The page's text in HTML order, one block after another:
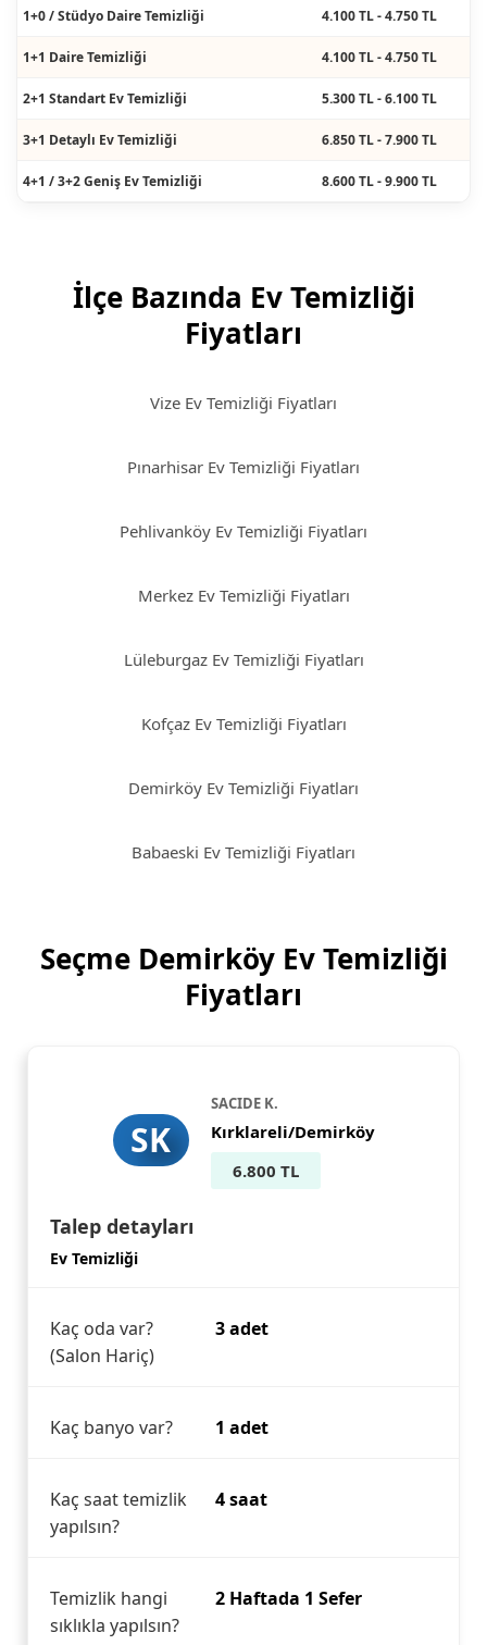
1+0 / Stüdyo Daire Temizliği 4.100 TL - 4.750 TL
1+1 Daire Temizliği 4.100 TL - 4.750 TL
2+1 Standart Ev Temizliği 5.300 TL - 6.100 TL
3+1 Detaylı Ev Temizliği 6.850 TL - 7.900 TL
4+1 / 3+2 Geniş Ev Temizliği 8.600 TL - 9.900 TL
İlçe Bazında Ev Temizliği
Fiyatları
Vize Ev Temizliği Fiyatları
Pınarhisar Ev Temizliği Fiyatları
Pehlivanköy Ev Temizliği Fiyatları
Merkez Ev Temizliği Fiyatları
Lüleburgaz Ev Temizliği Fiyatları
Kofçaz Ev Temizliği Fiyatları
Demirköy Ev Temizliği Fiyatları
Babaeski Ev Temizliği Fiyatları
Seçme Demirköy Ev Temizliği
Fiyatları
SK
SACIDE K.
Kırklareli/Demirköy
6.800 TL
Talep detayları
Ev Temizliği
Kaç oda var?
(Salon Hariç)
3 adet
Kaç banyo var? 1 adet
Kaç saat temizlik
yapılsın?
4 saat
Temizlik hangi
sıklıkla yapılsın?
2 Haftada 1 Sefer